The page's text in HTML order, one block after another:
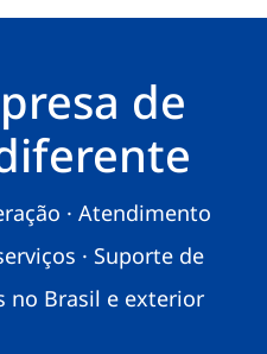
de
· Atendimento
· Suporte de
no Brasil e exterior